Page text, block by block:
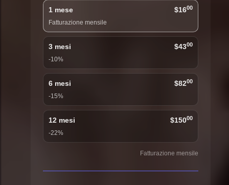
1 mese $1600
Fatturazione mensile
3 mesi $4300
-10%
6 mesi $8200
-15%
12 mesi $15000
-22%
Fatturazione mensile